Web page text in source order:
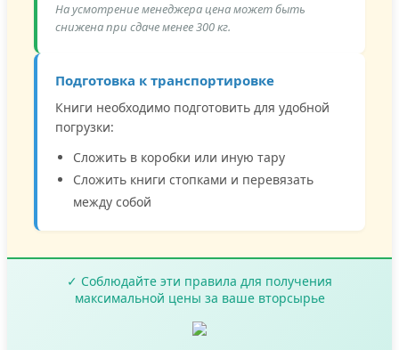
На усмотрение менеджера цена может быть
снижена при сдаче менее 300 кг.
Подготовка к транспортировке
Книги необходимо подготовить для удобной
погрузки:
Сложить в коробки или иную тару
Сложить книги стопками и перевязать
между собой
✓ Соблюдайте эти правила для получения
максимальной цены за ваше вторсырье